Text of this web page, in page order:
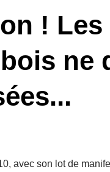
! Les
ne
avec son lot de